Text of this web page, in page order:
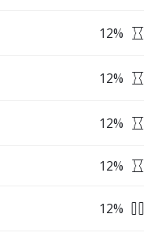
12%
12%
12%
12%
12%